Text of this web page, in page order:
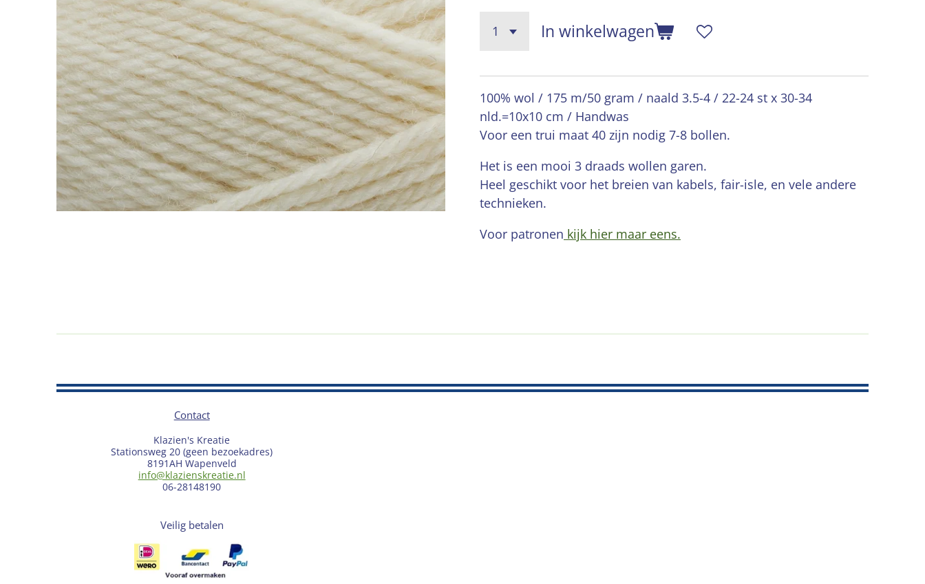
In winkelwagen
100% wol / 175 m/50 gram / naald 3.5-4 / 22-24 st x 30-34
nld.=10x10 cm / Handwas
Voor een trui maat 40 zijn nodig 7-8 bollen.
Het is een mooi 3 draads wollen garen.
Heel geschikt voor het breien van kabels, fair-isle, en vele andere
technieken.
Voor patronen kijk hier maar eens.
Contact
Klazien's Kreatie
Stationsweg 20 (geen bezoekadres)
8191AH Wapenveld
info@klazienskreatie.nl
06-28148190
Veilig betalen